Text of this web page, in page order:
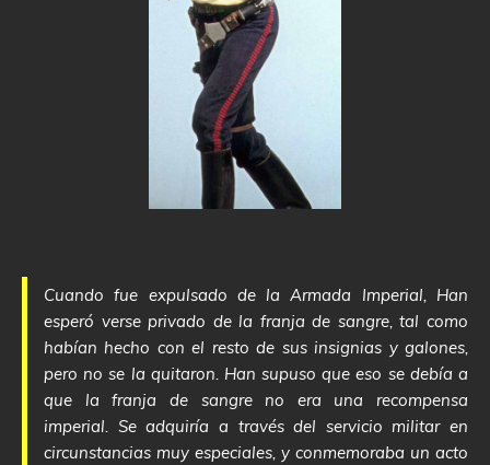
Cuando fue expulsado de la Armada Imperial, Han
esperó verse privado de la franja de sangre, tal como
habían hecho con el resto de sus insignias y galones,
pero no se la quitaron. Han supuso que eso se debía a
que la franja de sangre no era una recompensa
imperial. Se adquiría a través del servicio militar en
circunstancias muy especiales, y conmemoraba un acto